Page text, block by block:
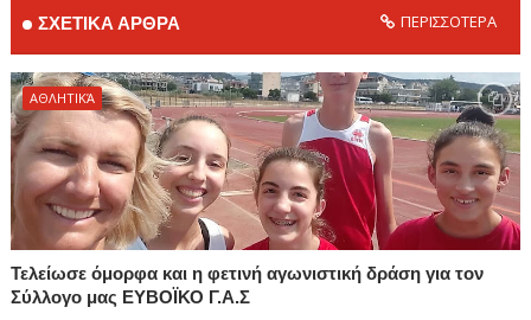
ΣΧΕΤΙΚΑ ΑΡΘΡΑ ΠΕΡΙΣΣΟΤΕΡΑ
ΑΘΛΗΤΙΚΆ
Τελείωσε όμορφα και η φετινή αγωνιστική δράση για τον
Σύλλογο μας ΕΥΒΟΪΚΟ Γ.Α.Σ